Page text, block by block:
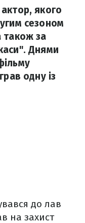
якого
сезоном
також за
Днями
одну із
до лав
на захист